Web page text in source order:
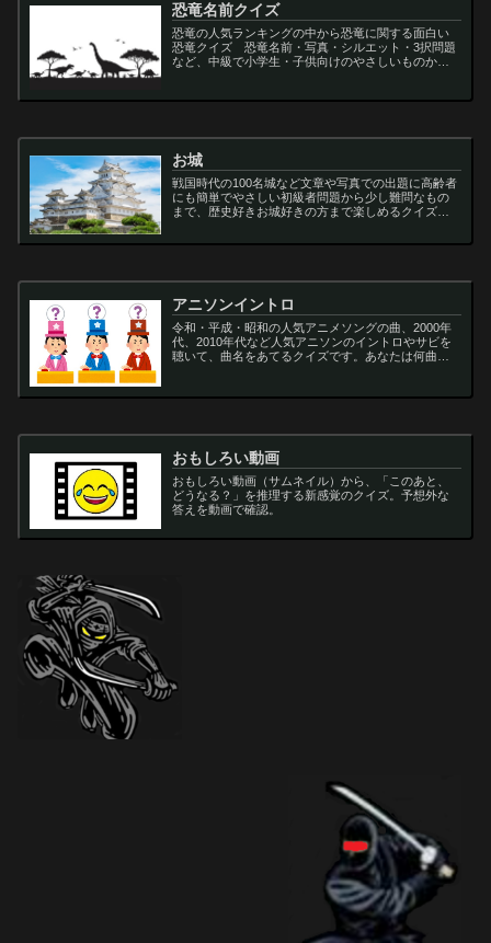
恐竜名前クイズ
恐竜の人気ランキングの中から恐竜に関する面白い
恐竜クイズ 恐竜名前・写真・シルエット・3択問題
など、中級で小学生・子供向けのやさしいものから
サ...
お城
戦国時代の100名城など文章や写真での出題に高齢者
にも簡単でやさしい初級者問題から少し難問なもの
まで、歴史好きお城好きの方まで楽しめるクイズで
アニソンイントロ
令和・平成・昭和の人気アニメソングの曲、2000年
代、2010年代など人気アニソンのイントロやサビを
聴いて、曲名をあてるクイズです。あなたは何曲わ
おもしろい動画
おもしろい動画（サムネイル）から、「このあと、
どうなる？」を推理する新感覚のクイズ。予想外な
答えを動画で確認。